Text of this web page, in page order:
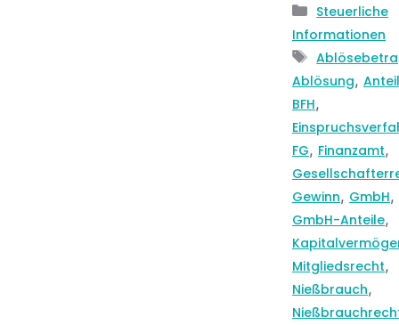
Kategorien
Steuerliche
Informationen
Ablösung,
BFH,
FG, Finanzamt,
Gewinn, GmbH,
GmbH-Anteile,
Mitgliedsrecht,
Nießbrauch,